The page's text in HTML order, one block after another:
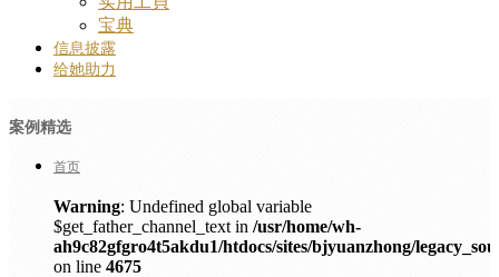
宝典
信息披露
给她助力
案例精选
首页
Warning: Undefined global variable
$get_father_channel_text in /usr/home/wh-
ah9c82gfgro4t5akdu1/htdocs/sites/bjyuanzhong/
on line 4675